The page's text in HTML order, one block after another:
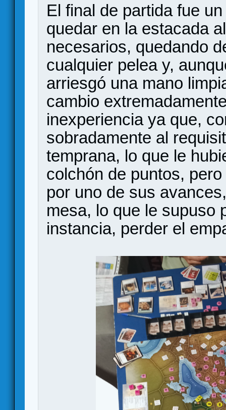
El final de partida fue
quedar en la estacada
necesarios, quedando
cualquier pelea y,
arriesgó una mano
cambio
inexperiencia ya que,
sobradamente al
temprana, lo que le
colchón de puntos,
por uno de sus
mesa, lo que le supuso
instancia, perder el